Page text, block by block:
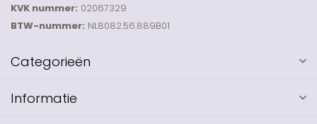
KVK nummer: 02067329
BTW-nummer: NL8082.56.889B01
Categorieën
Informatie